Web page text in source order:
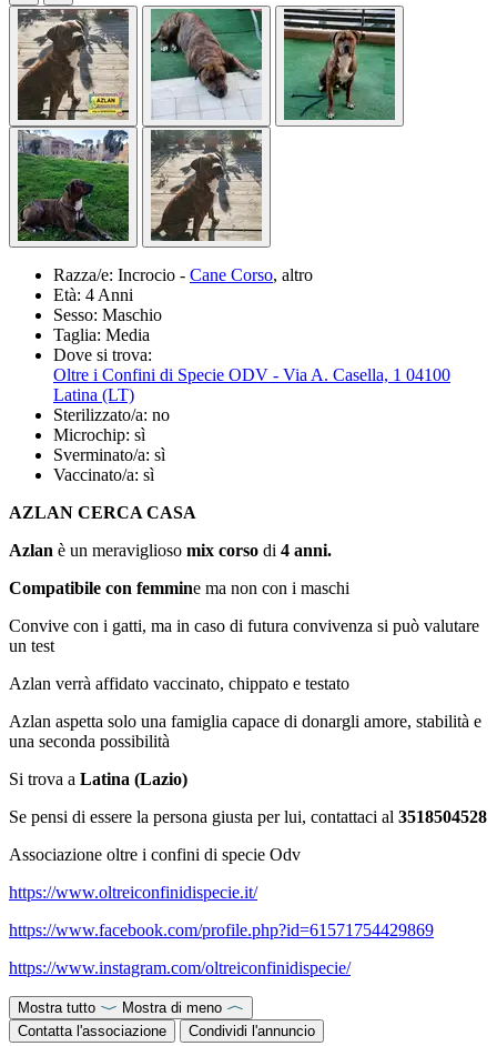
Razza/e: Incrocio - Cane Corso, altro
Età: 4 Anni
Sesso: Maschio
Taglia: Media
Dove si trova:
Oltre i Confini di Specie ODV - Via A. Casella, 1 04100
Latina (LT)
Sterilizzato/a: no
Microchip: sì
Sverminato/a: sì
Vaccinato/a: sì
AZLAN CERCA CASA
Azlan è un meraviglioso mix corso di 4 anni.
Compatibile con femmine ma non con i maschi
Convive con i gatti, ma in caso di futura convivenza si può valutare
un test
Azlan verrà affidato vaccinato, chippato e testato
Azlan aspetta solo una famiglia capace di donargli amore, stabilità e
una seconda possibilità
Si trova a Latina (Lazio)
Se pensi di essere la persona giusta per lui, contattaci al 3518504528
Associazione oltre i confini di specie Odv
https://www.oltreiconfinidispecie.it/
https://www.facebook.com/profile.php?id=61571754429869
https://www.instagram.com/oltreiconfinidispecie/
Mostra tutto
Mostra di meno
Contatta l'associazione
Condividi l'annuncio